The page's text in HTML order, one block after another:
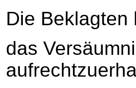
Die Beklagten
das